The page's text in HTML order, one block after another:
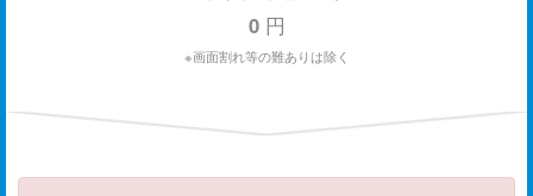
0円
※画面割れ等の難ありは除く